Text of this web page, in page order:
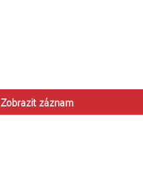
Zobrazit záznam